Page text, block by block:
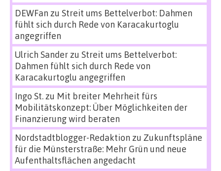
DEWFan zu Streit ums Bettelverbot: Dahmen
fühlt sich durch Rede von Karacakurtoglu
angegriffen
Ulrich Sanderzu Streit ums Bettelverbot:
Dahmen fühlt sich durch Rede von
Karacakurtoglu angegriffen
Ingo St.zu Mit breiter Mehrheit fürs
Mobilitätskonzept: Über Möglichkeiten der
Finanzierung wird beraten
Nordstadtblogger-Redaktion zu Zukunftspläne
für die Münsterstraße: Mehr Grün und neue
Aufenthaltsflächen angedacht